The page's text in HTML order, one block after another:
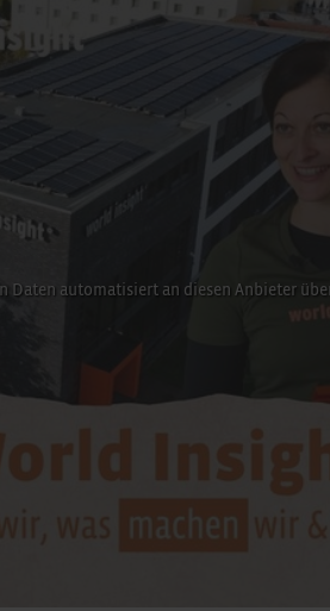
Daten automatisiert an diesen Anbieter